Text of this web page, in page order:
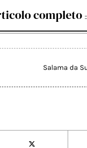
completo
Salama da